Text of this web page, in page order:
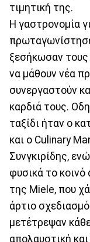
τιμητική της.
Η γαστρονομία
ξεσήκωσαν
να μάθουν νέα
συνεργαστούν
καρδιά τους.
ταξίδι ήταν ο
και ο Culinary
Συνγκιρίδης,
φυσικά το κοινό
της Miele, που
άρτιο
μετέτρεψαν
απολαυστική